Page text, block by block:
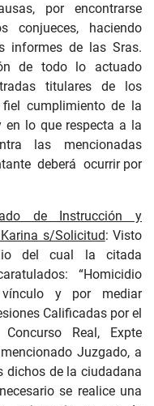
por encontrarse
conjueces, haciendo
informes de las Sras.
de todo lo actuado
titulares de los
cumplimiento de la
en lo que respecta a la
las mencionadas
deberá ocurrir por
de Instrucción y
Karina s/Solicitud: Visto
del cual la citada
“Homicidio
y por mediar
Calificadas por el
Real, Expte
Juzgado, a
dichos de la ciudadana
se realice una